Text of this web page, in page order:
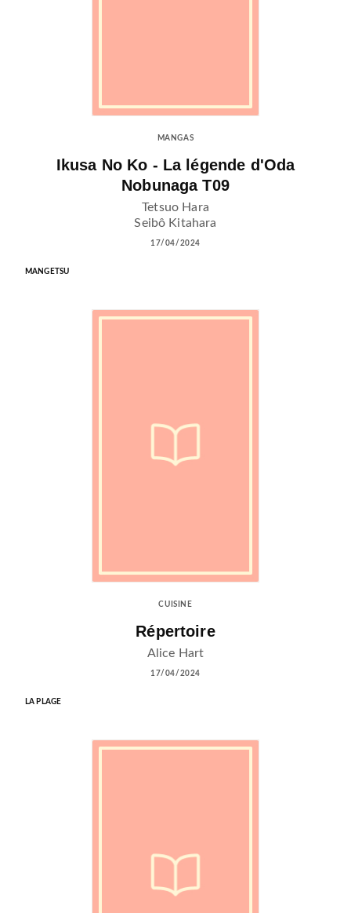
MANGAS
Ikusa No Ko - La légende d'Oda
Nobunaga T09
Tetsuo Hara
Seibô Kitahara
17/04/2024
MANGETSU
CUISINE
Répertoire
Alice Hart
17/04/2024
LA PLAGE